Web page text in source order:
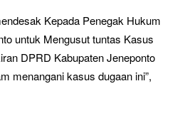
Kepada Penegak Hukum
untuk Mengusut tuntas Kasus
DPRD Kabupaten Jeneponto
menangani kasus dugaan ini”,